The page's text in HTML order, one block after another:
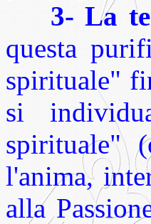
3- La
questa
spirituale"
si
spirituale"
l'anima,
alla